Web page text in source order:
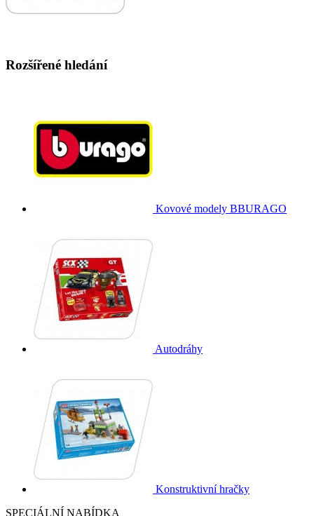
Rozšířené hledání
Kovové modely BBURAGO
Autodráhy
Konstruktivní hračky
SPECIÁLNÍ NABÍDKA